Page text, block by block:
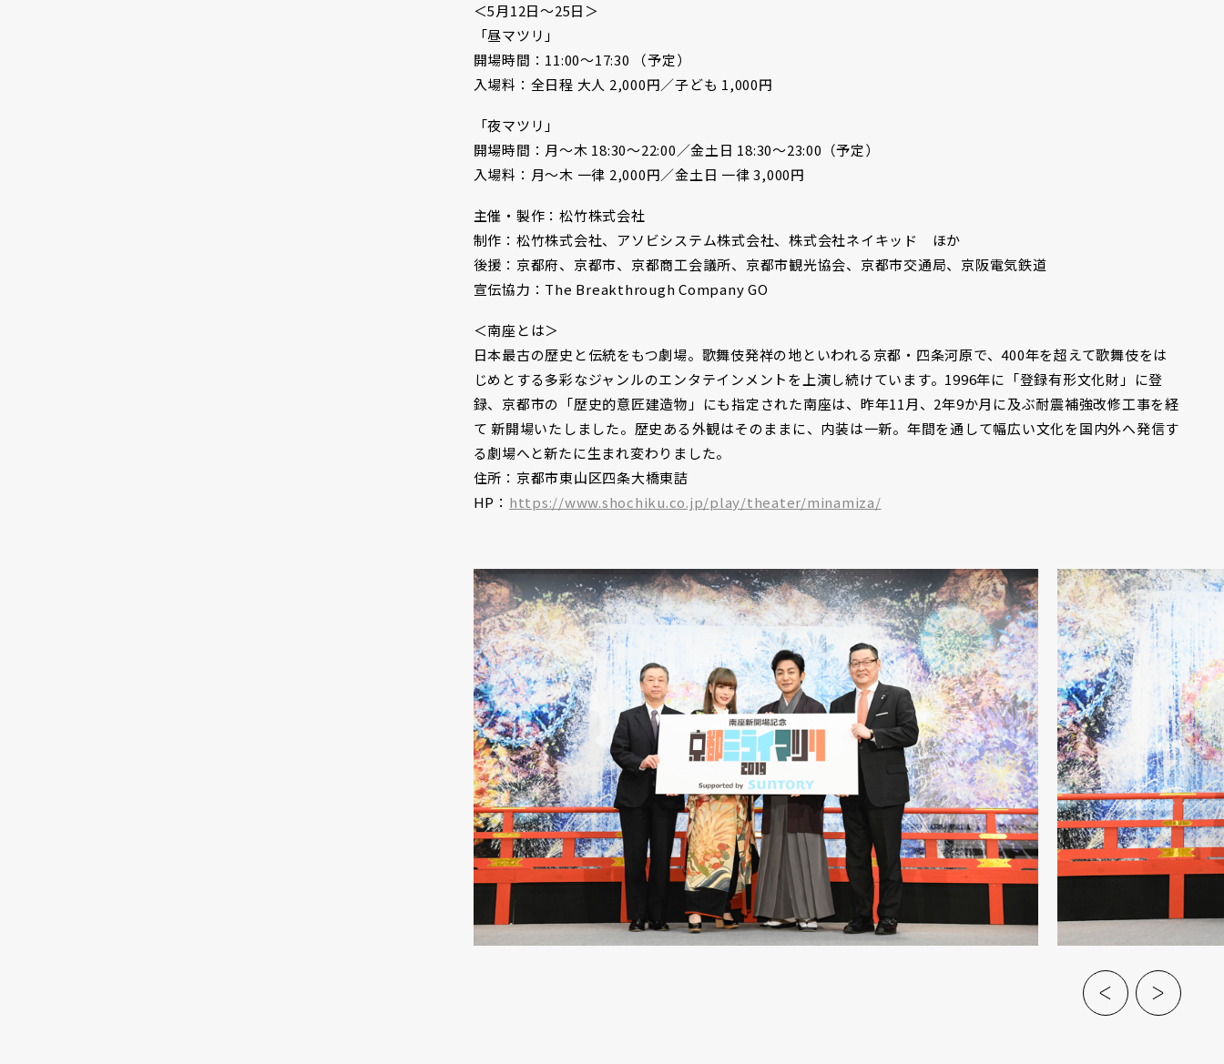
＜5月12日〜25日＞
「昼マツリ」
開場時間：11:00～17:30 （予定）
入場料：全日程 大人 2,000円／子ども 1,000円
「夜マツリ」
開場時間：月〜木 18:30〜22:00／金土日 18:30～23:00（予定）
入場料：月〜木 一律 2,000円／金土日 一律 3,000円
主催・製作：松竹株式会社
制作：松竹株式会社、アソビシステム株式会社、株式会社ネイキッド ほか
後援：京都府、京都市、京都商工会議所、京都市観光協会、京都市交通局、京阪電気鉄道
宣伝協力：The Breakthrough Company GO
＜南座とは＞
日本最古の歴史と伝統をもつ劇場。歌舞伎発祥の地といわれる京都・四条河原で、400年を超えて歌舞伎をは
じめとする多彩なジャンルのエンタテインメントを上演し続けています。1996年に「登録有形文化財」に登
録、京都市の「歴史的意匠建造物」にも指定された南座は、昨年11月、2年9か月に及ぶ耐震補強改修工事を経
て 新開場いたしました。歴史ある外観はそのままに、内装は一新。年間を通して幅広い文化を国内外へ発信す
る劇場へと新たに生まれ変わりました。
住所：京都市東山区四条大橋東詰
HP： https://www.shochiku.co.jp/play/theater/minamiza/